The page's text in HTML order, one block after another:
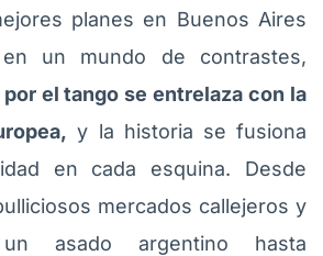
planes en Buenos Aires
un mundo de contrastes,
por el tango se entrelaza con la
y la historia se fusiona
en cada esquina. Desde
mercados callejeros y
asado argentino hasta